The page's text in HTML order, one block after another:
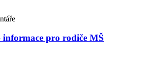
pro rodiče MŠ